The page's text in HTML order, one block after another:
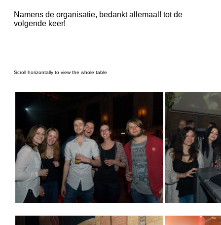
Namens de organisatie, bedankt allemaal! tot de
volgende keer!